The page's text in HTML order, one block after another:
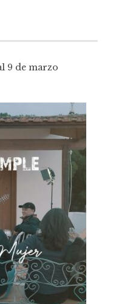
9 de marzo